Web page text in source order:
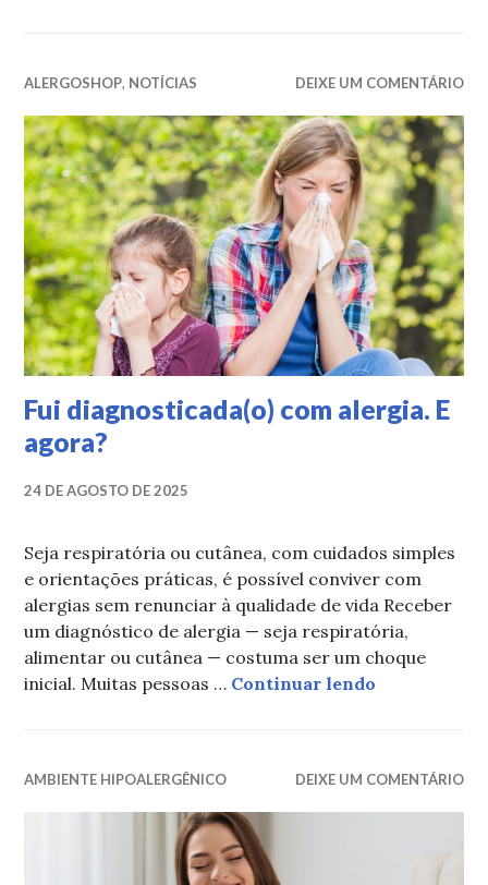
ALERGOSHOP, NOTÍCIAS DEIXE UM COMENTÁRIO
Fui diagnosticada(o) com alergia. E
agora?
24 DE AGOSTO DE 2025
Seja respiratória ou cutânea, com cuidados simples
e orientações práticas, é possível conviver com
alergias sem renunciar à qualidade de vida Receber
um diagnóstico de alergia — seja respiratória,
alimentar ou cutânea — costuma ser um choque
inicial. Muitas pessoas … Continuar lendo
AMBIENTE HIPOALERGÊNICO DEIXE UM COMENTÁRIO